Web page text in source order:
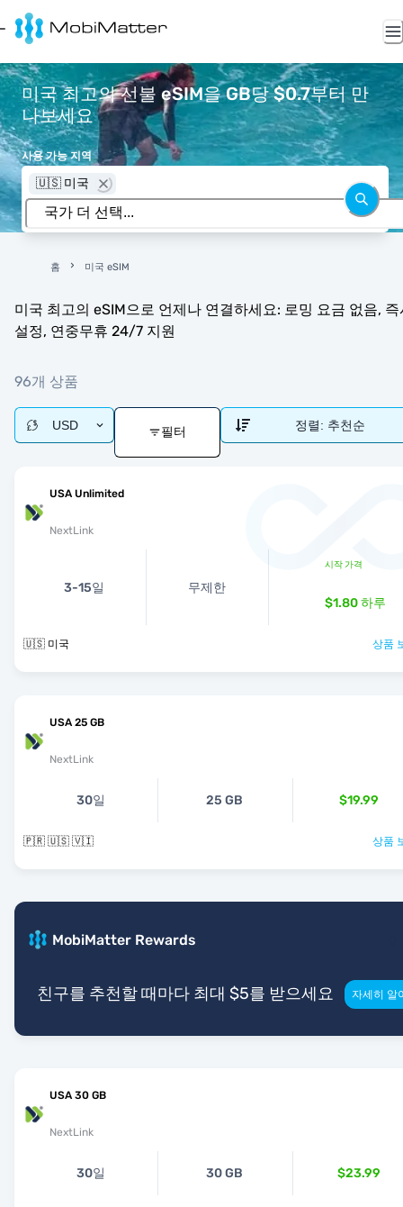
미국 최고의 선불 eSIM을 GB당 $0.7부터 만
나보세요
사용 가능 지역
🇺🇸 미국
홈 미국 eSIM
미국 최고의 eSIM으로 언제나 연결하세요: 로밍 요금 없음, 즉
설정, 연중무휴 24/7 지원
96개 상품
USD 필터 정렬: 추천순
USA Unlimited
NextLink
3-15일 무제한
시작 가격
$1.80하루
🇺🇸 미국 상품
USA 25 GB
NextLink
30일 25 GB $19.99
🇵🇷 🇺🇸 🇻🇮 상품
MobiMatter Rewards
친구를 추천할 때마다 최대 $5를 받으세요 자세히 알
USA 30 GB
NextLink
30일 30 GB $23.99